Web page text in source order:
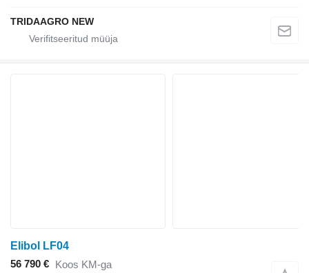
TRIDAAGRO NEW
Elibol LF04
56 790 € Koos KM-ga